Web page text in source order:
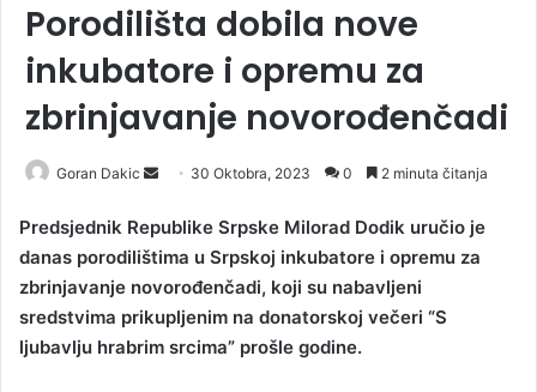
Porodilišta dobila nove
inkubatore i opremu za
zbrinjavanje novorođenčadi
Goran Dakic
n
d
a
n
e
30 Oktobra, 2023 0 2 minuta čitanja
Predsjednik Republike Srpske Milorad Dodik uručio je
danas porodilištima u Srpskoj inkubatore i opremu za
zbrinjavanje novorođenčadi, koji su nabavljeni
sredstvima prikupljenim na donatorskoj večeri “S
ljubavlju hrabrim srcima” prošle godine.